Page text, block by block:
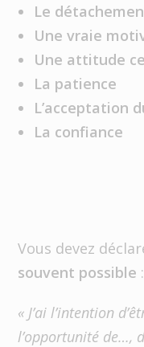
Le
Une vraie
Une attitude
La patience
L’acceptation
La confiance
Vous devez
souvent possible :
« J’ai l’intention
l’opportunité de…,